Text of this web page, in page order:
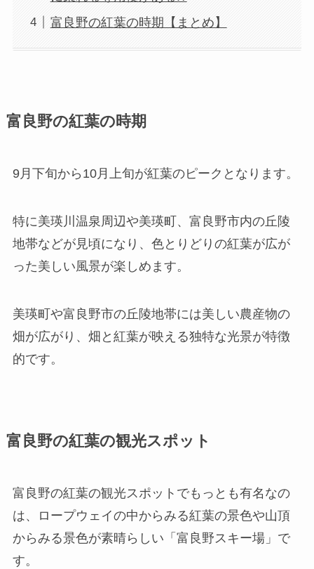
富良野の紅葉の時期【まとめ】
富良野の紅葉の時期
9月下旬から10月上旬が紅葉のピークとなります。
特に美瑛川温泉周辺や美瑛町、富良野市内の丘陵
地帯などが見頃になり、色とりどりの紅葉が広が
った美しい風景が楽しめます。
美瑛町や富良野市の丘陵地帯には美しい農産物の
畑が広がり、畑と紅葉が映える独特な光景が特徴
的です。
富良野の紅葉の観光スポット
富良野の紅葉の観光スポットでもっとも有名なの
は、ロープウェイの中からみる紅葉の景色や山頂
からみる景色が素晴らしい「富良野スキー場」で
す。